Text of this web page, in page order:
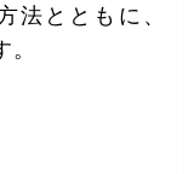
法とともに、